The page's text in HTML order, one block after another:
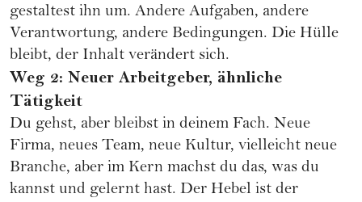
gestaltest ihn um. Andere Aufgaben, andere
Verantwortung, andere Bedingungen. Die Hülle
bleibt, der Inhalt verändert sich.
Weg 2: Neuer Arbeitgeber, ähnliche
Tätigkeit
Du gehst, aber bleibst in deinem Fach. Neue
Firma, neues Team, neue Kultur, vielleicht neue
Branche, aber im Kern machst du das, was du
kannst und gelernt hast. Der Hebel ist der